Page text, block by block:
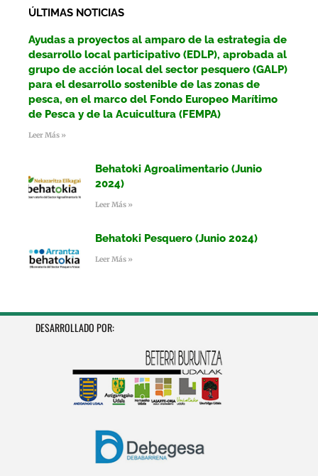
ÚLTIMAS NOTICIAS
Ayudas a proyectos al amparo de la estrategia de
desarrollo local participativo (EDLP), aprobada al
grupo de acción local del sector pesquero (GALP)
para el desarrollo sostenible de las zonas de
pesca, en el marco del Fondo Europeo Marítimo
de Pesca y de la Acuicultura (FEMPA)
Leer Más »
Behatoki Agroalimentario (Junio
2024)
Leer Más »
Behatoki Pesquero (Junio 2024)
Leer Más »
DESARROLLADO POR: